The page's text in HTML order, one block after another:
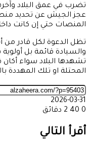
تضرب في عمق البلاد
عجز الجيش عن تحديد
المنصات حتي إن كانت
تظل الدعوة لكل قادر من
والسيادة قائمة بل
تشهدها البلاد سواء
المحتلة او تلك المهددة
2026-03-31
0
2 دقائق
عبر
البريد
أقرأ التالي